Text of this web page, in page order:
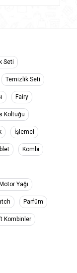
Seti
Temizlik Seti
Fairy
Koltuğu
İşlemci
Kombi
Yağı
Parfüm
Kombinler